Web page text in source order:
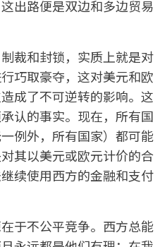
出路便是双边和多边贸易
裁和封锁，实质上就是对
巧取豪夺，这对美元和欧
成了不可逆转的影响。这
认的事实。现在，所有国
例外，所有国家）都可能
其以美元或欧元计价的合
续使用西方的金融和支付
于不公平竞争。西方总能